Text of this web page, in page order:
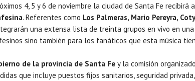
4, 5 y 6 de noviembre la ciudad de Santa Fe recibirá
. Referentes como Los Palmeras, Mario Pereyra,
una extensa lista de treinta grupos en vivo en
sino también para los fanáticos que esta música
de la provincia de Santa Fe y la comisión
que incluye puestos fijos sanitarios, seguridad